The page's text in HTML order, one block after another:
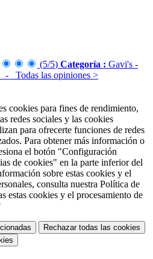
(5/5) Categoría : Gavi's -
- Todas las opiniones >
cookies para fines de rendimiento,
redes sociales y las cookies
para ofrecerte funciones de redes
Para obtener más información o
el botón "Configuración
de cookies" en la parte inferior del
sobre estas cookies y el
consulta nuestra Política de
estas cookies y el procesamiento de
Rechazar todas las cookies